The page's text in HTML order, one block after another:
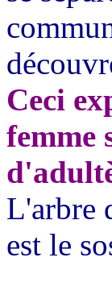
Ceci
femme
L'arbre
est le